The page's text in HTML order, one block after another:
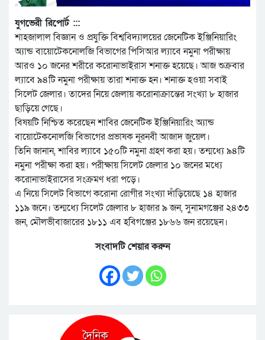
যুগভেরী রিপোর্ট :::
শাহজালাল বিজ্ঞান ও প্রযুক্তি বিশ্ববিদ্যালয়ের জেনেটিক ইঞ্জিনিয়ারিং
অ্যান্ড বায়োটেকনোলজি বিভাগের পিসিআর ল্যাবে নমুনা পরীক্ষায়
আরও ১০ জনের শরীরে করোনাভাইরাস শনাক্ত হয়েছে। আজ শুক্রবার
ল্যাবে ৯৪টি নমুনা পরীক্ষায় তারা শনাক্ত হন। শনাক্ত হওয়া সবাই
সিলেট জেলার। তাদের নিয়ে জেলায় করোনাক্রান্তের সংখ্যা ৮ হাজার
ছাড়িয়ে গেছে।
বিষয়টি নিশ্চিত করেছেন শাবির জেনেটিক ইঞ্জিনিয়ারিং অ্যান্ড
বায়োটেকনোলজি বিভাগের প্রভাষক নূরনবী আজাদ জুয়েল।
তিনি জানান, শাবির ল্যাবে ১৫০টি নমুনা গ্রহণ করা হয়। তন্মধ্যে ৯৪টি
নমুনা পরীক্ষা করা হয়। পরীক্ষায় সিলেট জেলার ১০ জনের মধ্যে
করোনাভাইরাসের সংক্রমণ ধরা পড়ে।
এ নিয়ে সিলেট বিভাগে করোনা রোগীর সংখ্যা দাঁড়িয়েছে ১৪ হাজার
১১৯ জনে। তন্মধ্যে সিলেট জেলার ৮ হাজার ৯ জন, সুনামগঞ্জের ২৪৩৩
জন, মৌলভীবাজারের ১৮১১ এব হবিগঞ্জের ১৮৬৬ জন রয়েছেন।
সংবাদটি শেয়ার করুন